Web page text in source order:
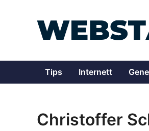
Tips Internett
Christoffer